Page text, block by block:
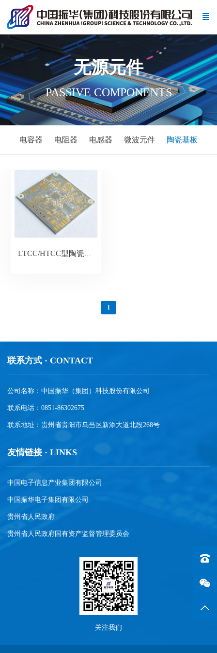
无源元件
PASSIVE COMPONENTS
电容器 电阻器 电感器 微波元件 陶瓷基板
LTCC/HTCC型陶瓷基板
1
联系方式 · CONTACT
公司名称：中国振华（集团）科技股份有限公司
联系电话：0851-86302675
联系地址：贵州省贵阳市乌当区新添大道北段268号
友情链接 · LINKS
中国电子信息产业集团有限公司
中国振华电子集团有限公司
贵州省人民政府
贵州省人民政府国有资产监督管理委员会
关注我们
联系
返回